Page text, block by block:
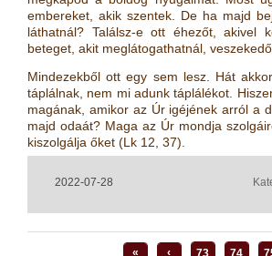
embereket, akik szentek. De ha majd
láthatnál? Találsz-e ott éhezőt, akivel
beteget, akit meglátogathatnál,
Mindezekből ott egy sem lesz. Hát
táplálnak, nem mi adunk táplálékot.
magának, amikor az Úr igéjének arról a
majd odaát? Maga az Úr mondja
kiszolgálja őket (Lk 12, 37)
2022-07-28
« ‹ 73 74